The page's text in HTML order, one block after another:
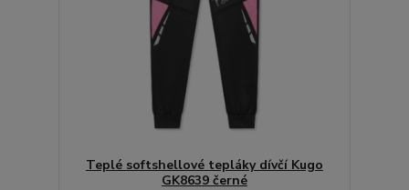
Teplé softshellové tepláky dívčí Kugo
GK8639 černé